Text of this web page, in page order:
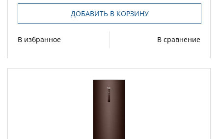
ДОБАВИТЬ В КОРЗИНУ
В избранное В сравнение